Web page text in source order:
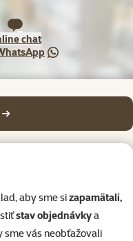
aby sme sizapamätali,
stav objednávkya
sme vás neobťažovali
chat
02/20570200
Po–Pi 7:00 – 18:00